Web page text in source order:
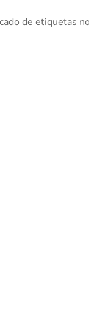
de etiquetas